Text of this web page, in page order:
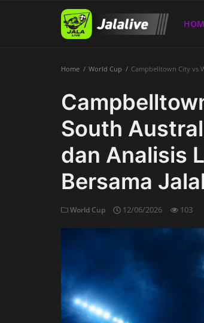
Home World Cup Campbelltown City vs
South
dan Analisis
Bersama
World Cup 12/06/2026 103